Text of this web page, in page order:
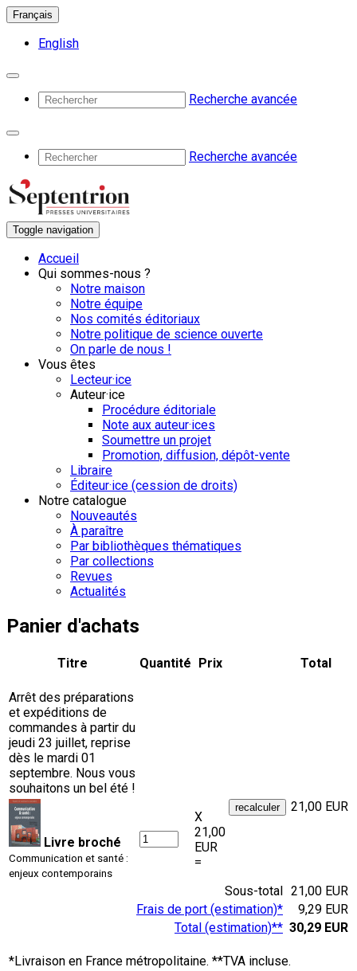
Français
English
Recherche avancée
Recherche avancée
Toggle navigation
Accueil
Qui sommes-nous ?
Notre maison
Notre équipe
Nos comités éditoriaux
Notre politique de science ouverte
On parle de nous !
Vous êtes
Lecteur·ice
Auteur·ice
Procédure éditoriale
Note aux auteur·ices
Soumettre un projet
Promotion, diffusion, dépôt-vente
Libraire
Éditeur·ice (cession de droits)
Notre catalogue
Nouveautés
À paraître
Par bibliothèques thématiques
Par collections
Revues
Actualités
Panier d'achats
Arrêt des préparations
et expéditions de
commandes à partir du
jeudi 23 juillet, reprise
dès le mardi 01
septembre. Nous vous
souhaitons un bel été !
Titre Quantité Prix Total
Livre broché
Communication et santé :
enjeux contemporains
X
21,00
EUR
=
21,00 EUR
Sous-total 21,00 EUR
Frais de port (estimation)*
9,29 EUR
Total (estimation)** 30,29 EUR
*Livraison en France métropolitaine. **TVA incluse.